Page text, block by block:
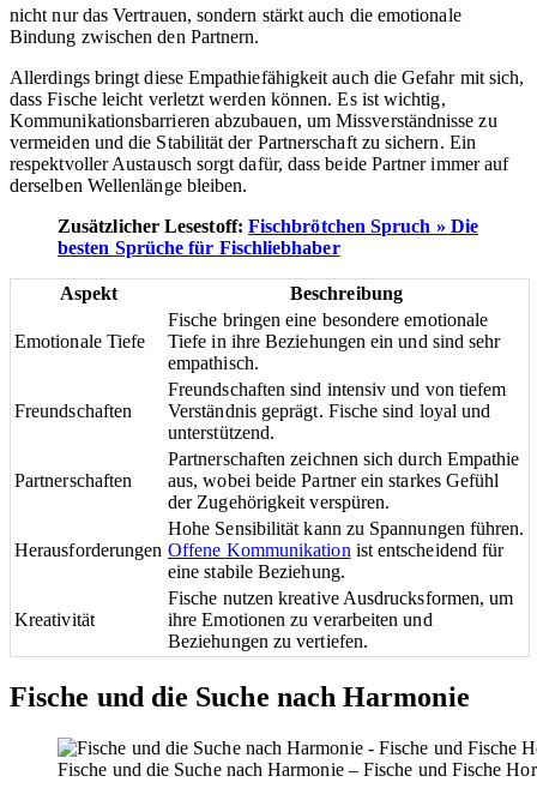
nicht nur das Vertrauen, sondern stärkt auch die emotionale
Bindung zwischen den Partnern.
Allerdings bringt diese Empathiefähigkeit auch die Gefahr mit sich,
dass Fische leicht verletzt werden können. Es ist wichtig,
Kommunikationsbarrieren abzubauen, um Missverständnisse zu
vermeiden und die Stabilität der Partnerschaft zu sichern. Ein
respektvoller Austausch sorgt dafür, dass beide Partner immer auf
derselben Wellenlänge bleiben.
Zusätzlicher Lesestoff: Fischbrötchen Spruch » Die
besten Sprüche für Fischliebhaber
Aspekt Beschreibung
Emotionale Tiefe
Fische bringen eine besondere emotionale
Tiefe in ihre Beziehungen ein und sind sehr
empathisch.
Freundschaften
Freundschaften sind intensiv und von tiefem
Verständnis geprägt. Fische sind loyal und
unterstützend.
Partnerschaften
Partnerschaften zeichnen sich durch Empathie
aus, wobei beide Partner ein starkes Gefühl
der Zugehörigkeit verspüren.
Herausforderungen
Hohe Sensibilität kann zu Spannungen führen.
Offene Kommunikation ist entscheidend für
eine stabile Beziehung.
Kreativität
Fische nutzen kreative Ausdrucksformen, um
ihre Emotionen zu verarbeiten und
Beziehungen zu vertiefen.
Fische und die Suche nach Harmonie
Fische und die Suche nach Harmonie – Fische und Fische